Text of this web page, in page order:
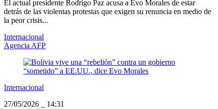
El actual presidente Rodrigo Paz acusa a Evo Morales de estar
detrás de las violentas protestas que exigen su renuncia en medio de
la peor crisis...
Internacional
Agencia AFP
Internacional
27/05/2026
14:31